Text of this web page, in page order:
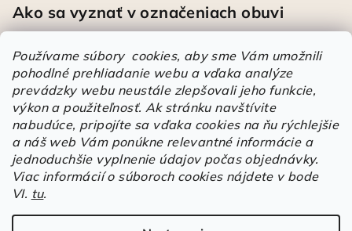
Používame súbory cookies, aby sme Vám umožnili
pohodlné prehliadanie webu a vďaka analýze
prevádzky webu neustále zlepšovali jeho funkcie,
výkon a použiteľnosť. Ak stránku navštívite
nabudúce, pripojíte sa vďaka cookies na ňu rýchlejšie
a náš web Vám ponúkne relevantné informácie a
jednoduchšie vyplnenie údajov počas objednávky.
Viac informácií o súboroch cookies nájdete v bode
VI. tu.
Ako sa vyznať v označeniach obuvi
Heureka
Športové pracovné poltopánky PRESTIGE CLASSIC biele
Hodnotenie produktu je 5 z 5 hviezdičiek.
| Mária
Á
u